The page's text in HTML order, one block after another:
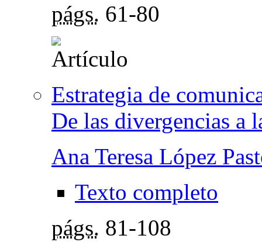
págs. 61-80
Estrategia de
De las divergencias a
Ana Teresa López
Texto completo
págs. 81-108